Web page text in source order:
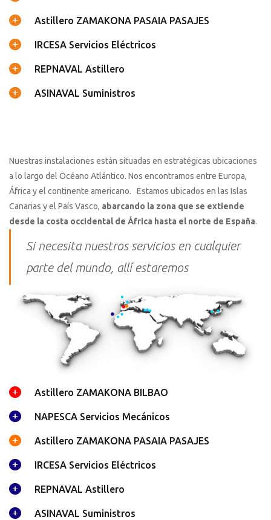
Astillero ZAMAKONA PASAIA PASAJES
IRCESA Servicios Eléctricos
REPNAVAL Astillero
ASINAVAL Suministros
Nuestras instalaciones están situadas en estratégicas ubicaciones
a lo largo del Océano Atlántico. Nos encontramos entre Europa,
África y el continente americano. Estamos ubicados en las Islas
Canarias y el País Vasco, abarcando la zona que se extiende
desde la costa occidental de África hasta el norte de España.
Si necesita nuestros servicios en cualquier
parte del mundo, allí estaremos
Astillero ZAMAKONA BILBAO
NAPESCA Servicios Mecánicos
Astillero ZAMAKONA PASAIA PASAJES
IRCESA Servicios Eléctricos
REPNAVAL Astillero
ASINAVAL Suministros